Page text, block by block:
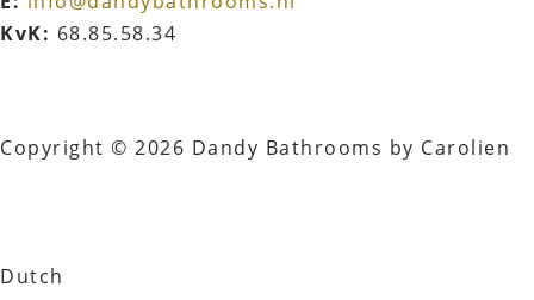
KvK: 68.85.58.34
Copyright © 2026 Dandy Bathrooms by Carolien
Dutch